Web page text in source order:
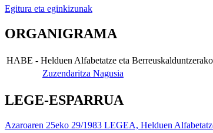
Egitura eta eginkizunak
ORGANIGRAMA
HABE - Helduen Alfabetatze eta
Zuzendaritza Nagusia
LEGE-ESPARRUA
Azaroaren 25eko 29/1983 LEGEA, Helduen